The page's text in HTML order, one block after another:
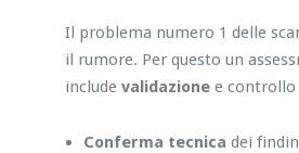
Il problema numero 1 delle
il rumore. Per questo un
include validazionee controllo
Conferma tecnica dei